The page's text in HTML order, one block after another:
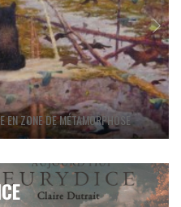
EN ZONE DE MÉTAMORPHOSE